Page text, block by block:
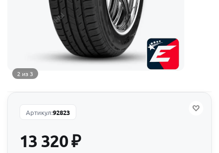
2 из 3
Артикул:92823
13 320₽